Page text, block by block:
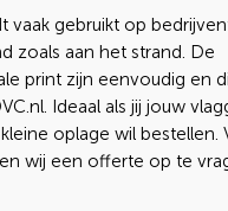
vaak gebruikt op
zoals aan het strand. De
print zijn eenvoudig en
Ideaal als jij jouw
oplage wil bestellen.
wij een offerte op te